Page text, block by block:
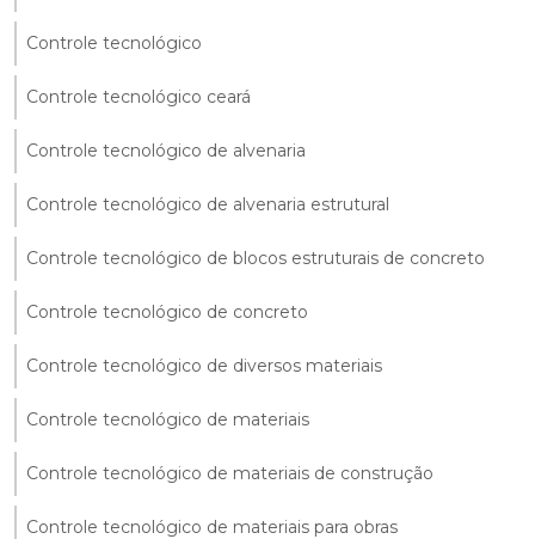
Controle tecnológico
Controle tecnológico ceará
Controle tecnológico de alvenaria
Controle tecnológico de alvenaria estrutural
Controle tecnológico de blocos estruturais de concreto
Controle tecnológico de concreto
Controle tecnológico de diversos materiais
Controle tecnológico de materiais
Controle tecnológico de materiais de construção
Controle tecnológico de materiais para obras